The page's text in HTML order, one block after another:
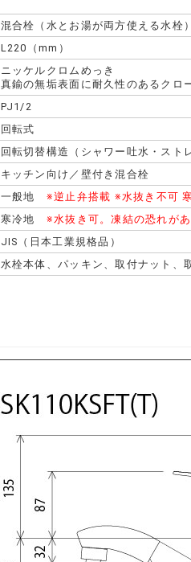
混合栓（水とお湯が両方使える水栓）
L220（mm）
ニッケルクロムめっき
真鍮の無垢表面に耐久性のあるクロ
PJ1/2
回転式
回転切替構造（シャワー吐水・スト
キッチン向け／壁付き混合栓
一般地 ※逆止弁搭載 ※水抜き不可
寒冷地 ※水抜き可。凍結の恐れがあ
JIS（日本工業規格品）
水栓本体、パッキン、取付ナット、